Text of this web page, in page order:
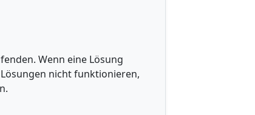
Wenn eine Lösung
nicht funktionieren,